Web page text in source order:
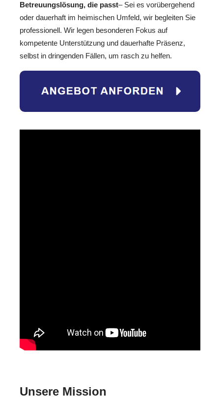
Betreuungslösung, die passt– Sei es vorübergehend
oder dauerhaft im heimischen Umfeld, wir begleiten Sie
professionell. Wir legen besonderen Fokus auf
kompetente Unterstützung und dauerhafte Präsenz,
selbst in dringenden Fällen, um rasch zu helfen.
Unsere Mission